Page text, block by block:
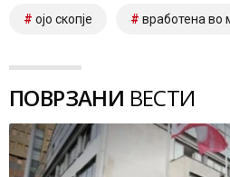
ојо скопје вработена во
ПОВРЗАНИ ВЕСТИ